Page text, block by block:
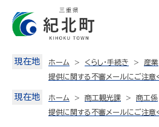
content
現在地 ホーム くらし・手続き 産業
提供に関する不審メールにご注意
現在地 ホーム 商工観光課 商工係
提供に関する不審メールにご注意